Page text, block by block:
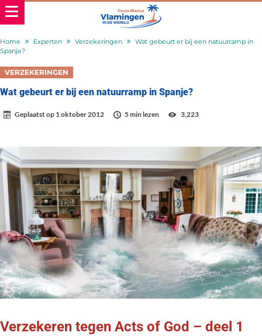
Home Experten Verzekeringen
Wat gebeurt er bij een natuurramp in
Spanje?
VERZEKERINGEN
Wat gebeurt er bij een natuurramp in Spanje?
Geplaatst op 1 oktober 2012 5 min lezen 3,223
Verzekeren tegen Acts of God – deel 1